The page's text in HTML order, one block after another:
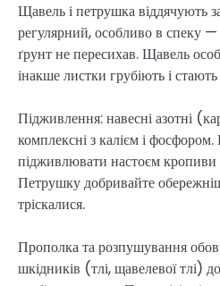
Щавель і петрушка віддячують
регулярний, особливо в спеку
ґрунт не пересихав. Щавель
інакше листки грубіють і
Підживлення: навесні азотні
комплексні з калієм і
підживлювати настоєм
Петрушку добривайте
тріскалися.
Прополка та розпушування
шкідників (тлі, щавелевої тлі)